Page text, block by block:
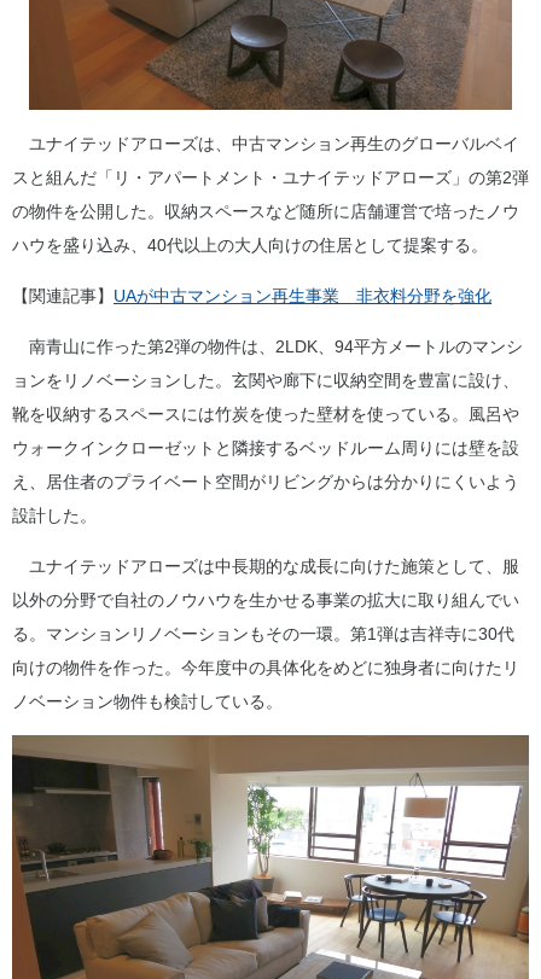
ユナイテッドアローズは、中古マンション再生のグローバルベイ
スと組んだ「リ・アパートメント・ユナイテッドアローズ」の第2弾
の物件を公開した。収納スペースなど随所に店舗運営で培ったノウ
ハウを盛り込み、40代以上の大人向けの住居として提案する。
【関連記事】 UAが中古マンション再生事業 非衣料分野を強化
南青山に作った第2弾の物件は、2LDK、94平方メートルのマンシ
ョンをリノベーションした。玄関や廊下に収納空間を豊富に設け、
靴を収納するスペースには竹炭を使った壁材を使っている。風呂や
ウォークインクローゼットと隣接するベッドルーム周りには壁を設
え、居住者のプライベート空間がリビングからは分かりにくいよう
設計した。
ユナイテッドアローズは中長期的な成長に向けた施策として、服
以外の分野で自社のノウハウを生かせる事業の拡大に取り組んでい
る。マンションリノベーションもその一環。第1弾は吉祥寺に30代
向けの物件を作った。今年度中の具体化をめどに独身者に向けたリ
ノベーション物件も検討している。